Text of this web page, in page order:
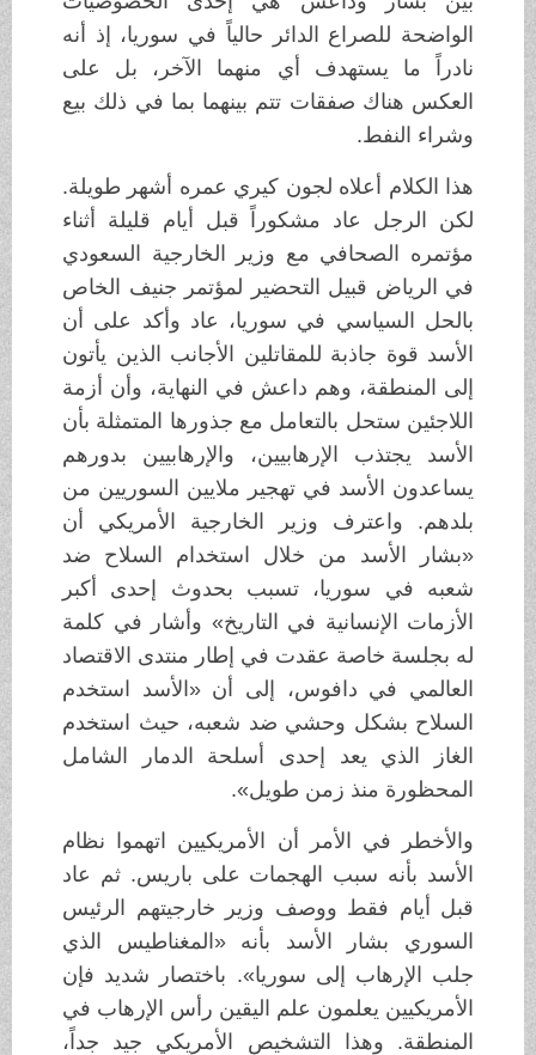
الواضحة للصراع الدائر حالياً في سوريا، إذ أنه
نادراً ما يستهدف أي منهما الآخر، بل على
العكس هناك صفقات تتم بينهما بما في ذلك بيع
وشراء النفط.
هذا الكلام أعلاه لجون كيري عمره أشهر طويلة.
لكن الرجل عاد مشكوراً قبل أيام قليلة أثناء
مؤتمره الصحافي مع وزير الخارجية السعودي
في الرياض قبيل التحضير لمؤتمر جنيف الخاص
بالحل السياسي في سوريا، عاد وأكد على أن
الأسد قوة جاذبة للمقاتلين الأجانب الذين يأتون
إلى المنطقة، وهم داعش في النهاية، وأن أزمة
اللاجئين ستحل بالتعامل مع جذورها المتمثلة بأن
الأسد يجتذب الإرهابيين، والإرهابيين بدورهم
يساعدون الأسد في تهجير ملايين السوريين من
بلدهم. واعترف وزير الخارجية الأمريكي أن
«بشار الأسد من خلال استخدام السلاح ضد
شعبه في سوريا، تسبب بحدوث إحدى أكبر
الأزمات الإنسانية في التاريخ» وأشار في كلمة
له بجلسة خاصة عقدت في إطار منتدى الاقتصاد
العالمي في دافوس، إلى أن «الأسد استخدم
السلاح بشكل وحشي ضد شعبه، حيث استخدم
الغاز الذي يعد إحدى أسلحة الدمار الشامل
المحظورة منذ زمن طويل».
والأخطر في الأمر أن الأمريكيين اتهموا نظام
الأسد بأنه سبب الهجمات على باريس. ثم عاد
قبل أيام فقط ووصف وزير خارجيتهم الرئيس
السوري بشار الأسد بأنه «المغناطيس الذي
جلب الإرهاب إلى سوريا». باختصار شديد فإن
الأمريكيين يعلمون علم اليقين رأس الإرهاب في
المنطقة. وهذا التشخيص الأمريكي جيد جداً،